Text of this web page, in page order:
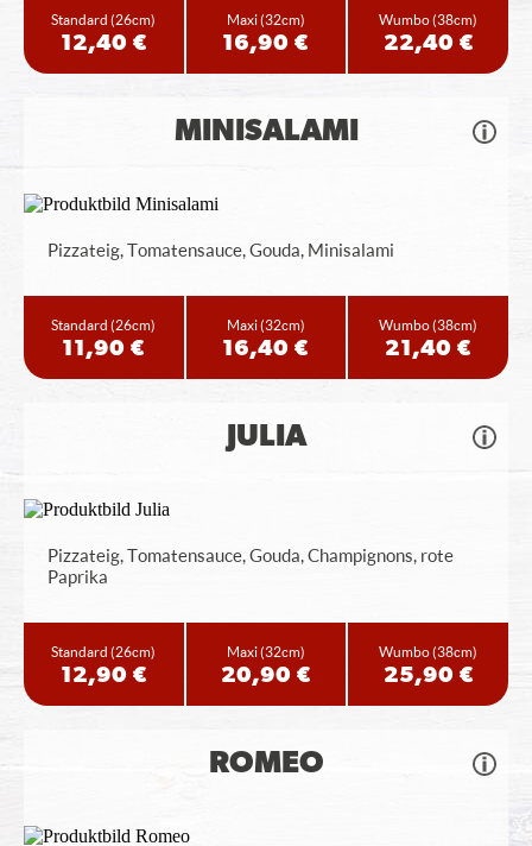
Standard(26cm)
12,40 €
Maxi(32cm)
16,90 €
Wumbo(38cm)
22,40 €
MINISALAMI
Pizzateig, Tomatensauce, Gouda, Minisalami
Standard(26cm)
11,90 €
Maxi(32cm)
16,40 €
Wumbo(38cm)
21,40 €
JULIA
Pizzateig, Tomatensauce, Gouda, Champignons, rote
Paprika
Standard(26cm)
12,90 €
Maxi(32cm)
20,90 €
Wumbo(38cm)
25,90 €
ROMEO